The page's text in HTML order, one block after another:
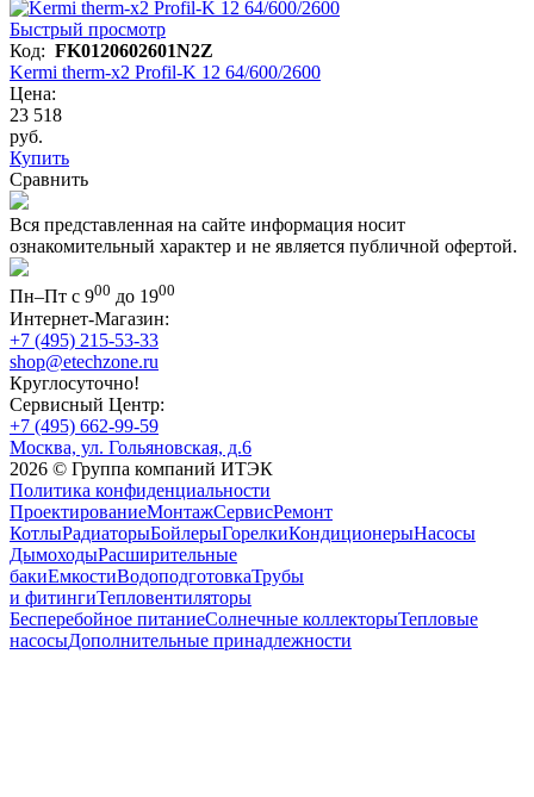
Быстрый просмотр
Код: FK0120602601N2Z
Kermi therm-x2 Profil-K 12 64/600/2600
Цена:
23 518
руб.
Купить
Сравнить
Вся представленная на сайте информация носит
ознакомительный характер и не является публичной офертой.
Пн–Пт с 900 до 1900
Интернет-Магазин:
+7 (495) 215-53-33
shop@etechzone.ru
Круглосуточно!
Сервисный Центр:
+7 (495) 662-99-59
Москва, ул. Гольяновская, д.6
2026 © Группа компаний ИТЭК
Политика конфиденциальности
ПроектированиеМонтажСервисРемонт
КотлыРадиаторыБойлерыГорелкиКондиционерыНасосы
ДымоходыРасширительные
бакиЕмкостиВодоподготовкаТрубы
и фитингиТепловентиляторы
Бесперебойное питаниеСолнечные коллекторыТепловые
насосыДополнительные принадлежности